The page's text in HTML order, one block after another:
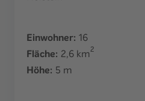
Einwohner: 16
Fläche: 2,6 km2
Höhe: 5 m